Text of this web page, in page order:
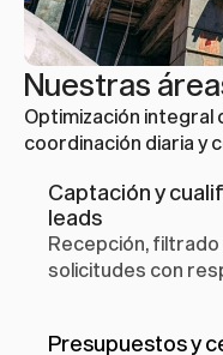
Nuestras
Optimización
coordinación diaria y
Captación y
leads
Recepción,
solicitudes con
Presupuestos y